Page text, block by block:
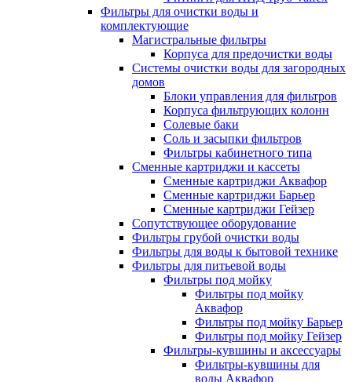
Фильтры для очистки воды и
комплектующие
Магистральные фильтры
Корпуса для предочистки воды
Системы очистки воды для загородных
домов
Блоки управления для фильтров
Корпуса фильтрующих колонн
Солевые баки
Соль и засыпки фильтров
Фильтры кабинетного типа
Сменные картриджи и кассеты
Сменные картриджи Аквафор
Сменные картриджи Барьер
Сменные картриджи Гейзер
Сопутствующее оборудование
Фильтры грубой очистки воды
Фильтры для воды к бытовой технике
Фильтры для питьевой воды
Фильтры под мойку
Фильтры под мойку
Аквафор
Фильтры под мойку Барьер
Фильтры под мойку Гейзер
Фильтры-кувшины и аксессуары
Фильтры-кувшины для
воды Аквафор